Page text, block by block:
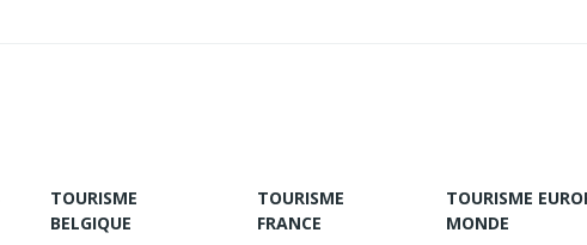
TOURISME
BELGIQUE
TOURISME
FRANCE
TOURISME
MONDE